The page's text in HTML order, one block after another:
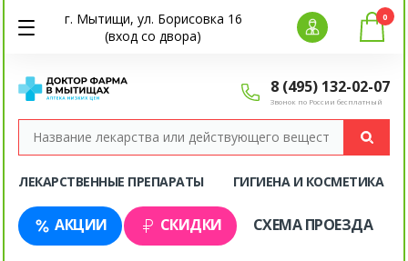
г. Мытищи, ул. Борисовка 16
(вход со двора)
8 (495) 132-02-07
Звонок по России бесплатный
0
ЛЕКАРСТВЕННЫЕ ПРЕПАРАТЫ ГИГИЕНА И КОСМЕТИКА
АКЦИИ СКИДКИ СХЕМА ПРОЕЗДА